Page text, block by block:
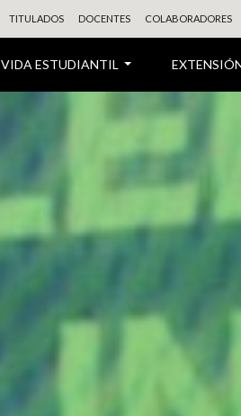
VIDA ESTUDIANTIL
TITULADOS DOCENTES COLABORADORES